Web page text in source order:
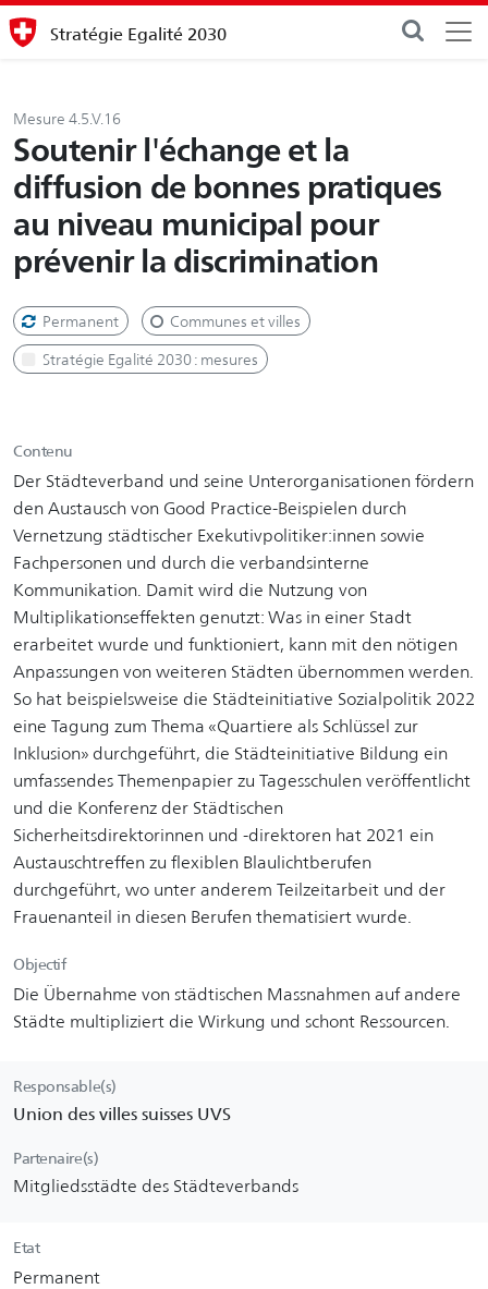
Stratégie Egalité 2030
Mesure 4.5.V.16
Soutenir l'échange et la
diffusion de bonnes pratiques
au niveau municipal pour
prévenir la discrimination
Permanent Communes et villes
Stratégie Egalité 2030 : mesures
Contenu
Der Städteverband und seine Unterorganisationen fördern
den Austausch von Good Practice-Beispielen durch
Vernetzung städtischer Exekutivpolitiker:innen sowie
Fachpersonen und durch die verbandsinterne
Kommunikation. Damit wird die Nutzung von
Multiplikationseffekten genutzt: Was in einer Stadt
erarbeitet wurde und funktioniert, kann mit den nötigen
Anpassungen von weiteren Städten übernommen werden.
So hat beispielsweise die Städteinitiative Sozialpolitik 2022
eine Tagung zum Thema «Quartiere als Schlüssel zur
Inklusion» durchgeführt, die Städteinitiative Bildung ein
umfassendes Themenpapier zu Tagesschulen veröffentlicht
und die Konferenz der Städtischen
Sicherheitsdirektorinnen und -direktoren hat 2021 ein
Austauschtreffen zu flexiblen Blaulichtberufen
durchgeführt, wo unter anderem Teilzeitarbeit und der
Frauenanteil in diesen Berufen thematisiert wurde.
Objectif
Die Übernahme von städtischen Massnahmen auf andere
Städte multipliziert die Wirkung und schont Ressourcen.
Responsable(s)
Union des villes suisses UVS
Partenaire(s)
Mitgliedsstädte des Städteverbands
Etat
Permanent